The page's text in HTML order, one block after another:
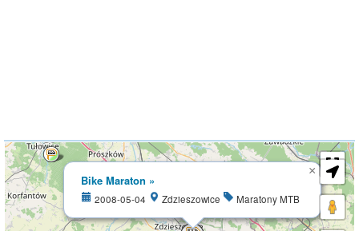
Bike Maraton »
2008-05-04 Zdzieszowice Maratony MTB
×